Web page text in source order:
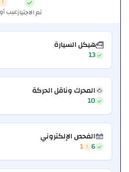
تم الاجتيازعيب
هيكل السيارة
13
المحرك وناقل الحركة
10
الفحص الإلكتروني
6
1